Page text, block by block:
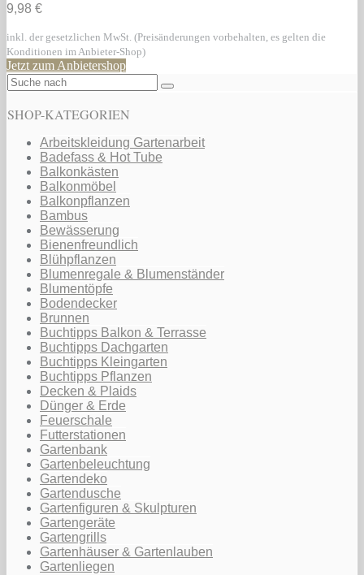
9,98 €
inkl. der gesetzlichen MwSt. (Preisänderungen vorbehalten, es gelten die
Konditionen im Anbieter-Shop)
Jetzt zum Anbietershop
SHOP-KATEGORIEN
Arbeitskleidung Gartenarbeit
Badefass & Hot Tube
Balkonkästen
Balkonmöbel
Balkonpflanzen
Bambus
Bewässerung
Bienenfreundlich
Blühpflanzen
Blumenregale & Blumenständer
Blumentöpfe
Bodendecker
Brunnen
Buchtipps Balkon & Terrasse
Buchtipps Dachgarten
Buchtipps Kleingarten
Buchtipps Pflanzen
Decken & Plaids
Dünger & Erde
Feuerschale
Futterstationen
Gartenbank
Gartenbeleuchtung
Gartendeko
Gartendusche
Gartenfiguren & Skulpturen
Gartengeräte
Gartengrills
Gartenhäuser & Gartenlauben
Gartenliegen